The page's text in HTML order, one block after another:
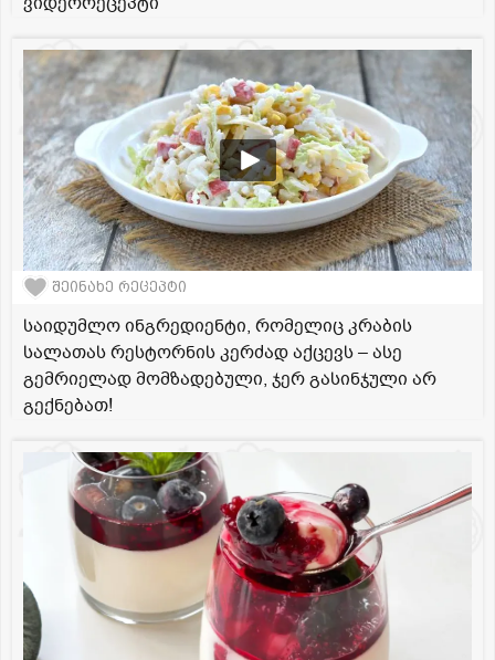
შეინახე რეცეპტი
საიდუმლო ინგრედიენტი, რომელიც კრაბის
სალათას რესტორნის კერძად აქცევს – ასე
გემრიელად მომზადებული, ჯერ გასინჯული არ
გექნებათ!